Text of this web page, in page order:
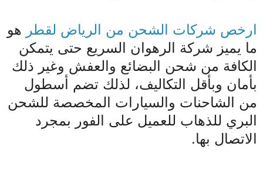
ارخص شركات الشحن من الرياض لقطر هو
ما يميز شركة الرهوان السريع حتى يتمكن
الكافة من شحن البضائع والعفش وغير ذلك
بأمان وبأقل التكاليف، لذلك تضم أسطول
من الشاحنات والسيارات المخصصة للشحن
البري للذهاب للعميل على الفور بمجرد
الاتصال بها.